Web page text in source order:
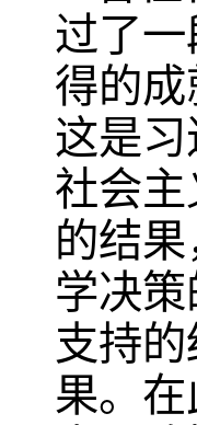
过了
得的
这是
社会
的结
学决
支持
果。